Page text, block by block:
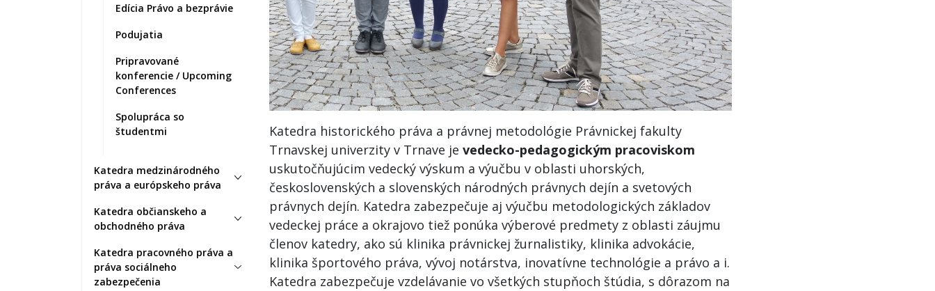
Edícia Právo a bezprávie
Podujatia
Pripravované
konferencie / Upcoming
Conferences
Spolupráca so
študentmi
Katedra medzinárodného
práva a európskeho práva
Katedra občianskeho a
obchodného práva
Katedra pracovného práva a
práva sociálneho
zabezpečenia
Katedra historického práva a právnej metodológie Právnickej fakulty
Trnavskej univerzity v Trnave je vedecko-pedagogickým pracoviskom
uskutočňujúcim vedecký výskum a výučbu v oblasti uhorských,
československých a slovenských národných právnych dejín a svetových
právnych dejín. Katedra zabezpečuje aj výučbu metodologických základov
vedeckej práce a okrajovo tiež ponúka výberové predmety z oblasti záujmu
členov katedry, ako sú klinika právnickej žurnalistiky, klinika advokácie,
klinika športového práva, vývoj notárstva, inovatívne technológie a právo a i.
Katedra zabezpečuje vzdelávanie vo všetkých stupňoch štúdia, s dôrazom na